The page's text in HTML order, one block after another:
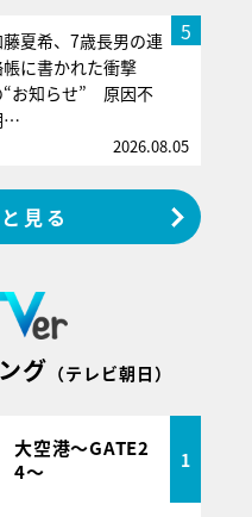
5
夏希、7歳長男の連
に書かれた衝撃
“お知らせ” 原因不
…
2026.08.05
見る
グ （テレビ朝日）
大空港～GATE2
4～
1